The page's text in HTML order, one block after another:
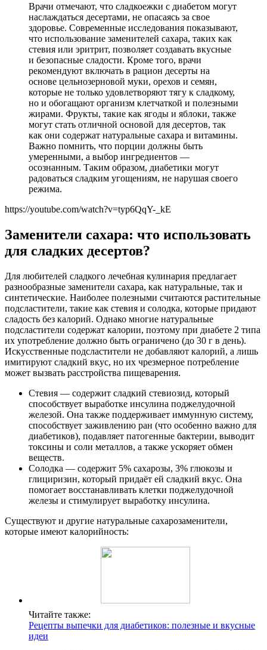
Врачи отмечают, что сладкоежки с диабетом могут
наслаждаться десертами, не опасаясь за свое
здоровье. Современные исследования показывают,
что использование заменителей сахара, таких как
стевия или эритрит, позволяет создавать вкусные
и безопасные сладости. Кроме того, врачи
рекомендуют включать в рацион десерты на
основе цельнозерновой муки, орехов и семян,
которые не только удовлетворяют тягу к сладкому,
но и обогащают организм клетчаткой и полезными
жирами. Фрукты, такие как ягоды и яблоки, также
могут стать отличной основой для десертов, так
как они содержат натуральные сахара и витамины.
Важно помнить, что порции должны быть
умеренными, а выбор ингредиентов —
осознанным. Таким образом, диабетики могут
радоваться сладким угощениям, не нарушая своего
режима.
https://youtube.com/watch?v=typ6QqY-_kE
Заменители сахара: что использовать
для сладких десертов?
Для любителей сладкого лечебная кулинария предлагает
разнообразные заменители сахара, как натуральные, так и
синтетические. Наиболее полезными считаются растительные
подсластители, такие как стевия и солодка, которые придают
сладость без калорий. Однако многие натуральные
подсластители содержат калории, поэтому при диабете 2 типа
их употребление должно быть ограничено (до 30 г в день).
Искусственные подсластители не добавляют калорий, а лишь
имитируют сладкий вкус, но их чрезмерное потребление
может вызвать расстройства пищеварения.
Стевия — содержит сладкий стевиозид, который
способствует выработке инсулина поджелудочной
железой. Она также поддерживает иммунную систему,
способствует заживлению ран (что особенно важно для
диабетиков), подавляет патогенные бактерии, выводит
токсины и соли металлов, а также ускоряет обмен
веществ.
Солодка — содержит 5% сахарозы, 3% глюкозы и
глициризин, который придаёт ей сладкий вкус. Она
помогает восстанавливать клетки поджелудочной
железы и стимулирует выработку инсулина.
Существуют и другие натуральные сахарозаменители,
которые имеют калорийность:
Читайте также:
Рецепты выпечки для диабетиков: полезные и вкусные
идеи